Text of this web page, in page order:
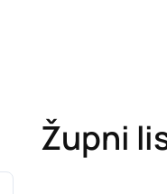
Župni